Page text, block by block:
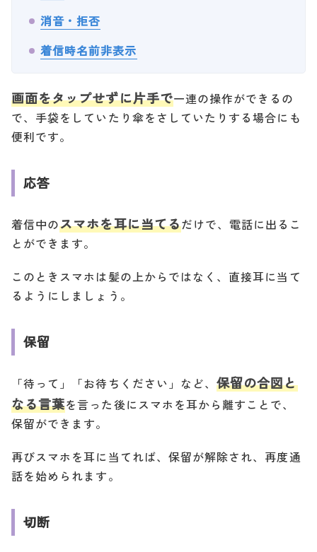
消音・拒否
着信時名前非表示
画面をタップせずに片手で一連の操作ができるの
で、手袋をしていたり傘をさしていたりする場合にも
便利です。
応答
着信中のスマホを耳に当てるだけで、電話に出るこ
とができます。
このときスマホは髪の上からではなく、直接耳に当て
るようにしましょう。
保留
「待って」「お待ちください」など、保留の合図と
なる言葉を言った後にスマホを耳から離すことで、
保留ができます。
再びスマホを耳に当てれば、保留が解除され、再度通
話を始められます。
切断